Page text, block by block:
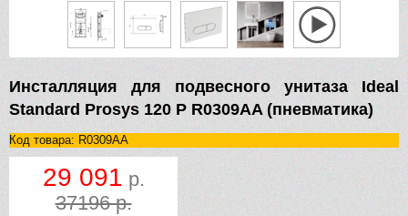
Инсталляция для подвесного унитаза Ideal
Standard Prosys 120 P R0309AA (пневматика)
Код товара: R0309AA
29 091 р.
37196 р.